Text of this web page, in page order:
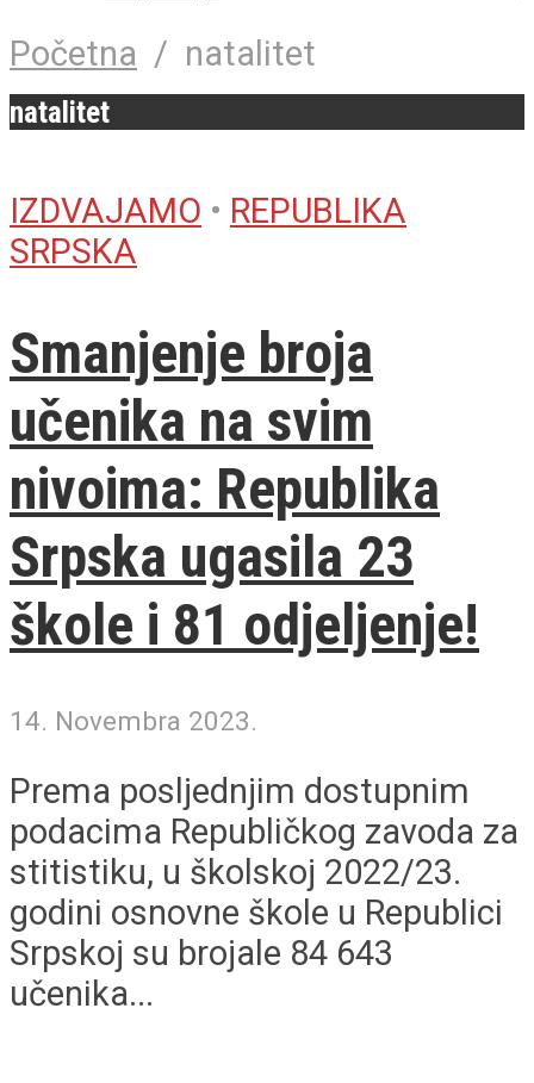
Početna / natalitet
natalitet
IZDVAJAMO • REPUBLIKA
SRPSKA
Smanjenje broja
učenika na svim
nivoima: Republika
Srpska ugasila 23
škole i 81 odjeljenje!
14. Novembra 2023.
Prema posljednjim dostupnim
podacima Republičkog zavoda za
stitistiku, u školskoj 2022/23.
godini osnovne škole u Republici
Srpskoj su brojale 84 643
učenika...